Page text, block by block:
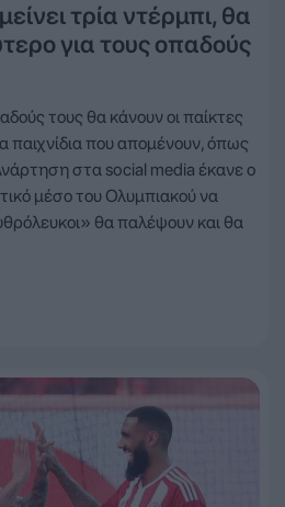
τρία ντέρμπι, θα
για τους οπαδούς
τους θα κάνουν οι παίκτες
παιχνίδια που απομένουν, όπως
στα social media έκανε ο
μέσο του Ολυμπιακού να
θα παλέψουν και θα